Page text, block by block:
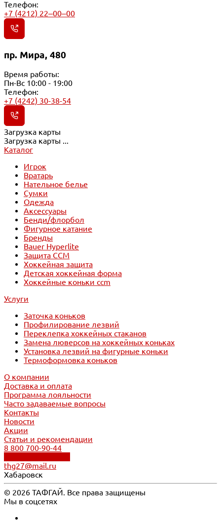
Телефон:
+7 (4212) 22‒00‒00
пр. Мира, 480
Время работы:
Пн-Вс 10:00 - 19:00
Телефон:
+7 (4242) 30-38-54
Загрузка карты
Загрузка карты ...
Каталог
Игрок
Вратарь
Нательное белье
Сумки
Одежда
Аксессуары
Бенди/флорбол
Фигурное катание
Бренды
Bauer Hyperlite
Защита CCM
Хоккейная защита
Детская хоккейная форма
Хоккейные коньки ccm
Услуги
Заточка коньков
Профилирование лезвий
Переклепка хоккейных стаканов
Замена люверсов на хоккейных коньках
Установка лезвий на фигурные коньки
Термоформовка коньков
О компании
Доставка и оплата
Программа лояльности
Часто задаваемые вопросы
Контакты
Новости
Акции
Статьи и рекомендации
8 800 700-90-44
thg27@mail.ru
Хабаровск
© 2026 ТАФГАЙ. Все права защищены
Мы в соцсетях